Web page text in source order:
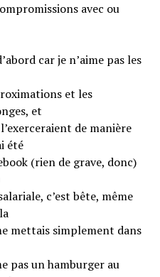
avec ou
car je n’aime pas les
et les
et
de manière
été
(rien de grave, donc)
c’est bête, même
mettais simplement dans
pas un hamburger au